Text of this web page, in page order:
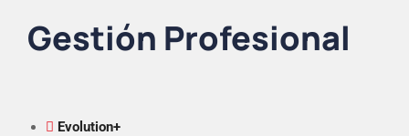
Gestión Profesional
Evolution+